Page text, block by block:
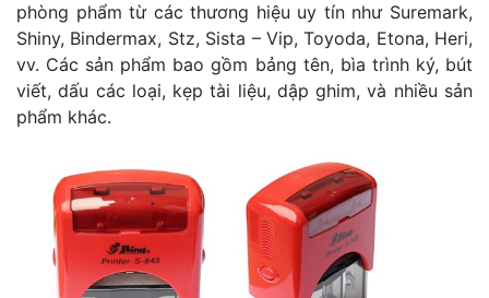
phòng phẩm từ các thương hiệu uy tín như Suremark,
Shiny, Bindermax, Stz, Sista – Vip, Toyoda, Etona, Heri,
vv. Các sản phẩm bao gồm bảng tên, bìa trình ký, bút
viết, dấu các loại, kẹp tài liệu, dập ghim, và nhiều sản
phẩm khác.